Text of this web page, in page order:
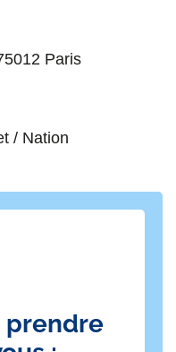
Paris
/ Nation
prendre